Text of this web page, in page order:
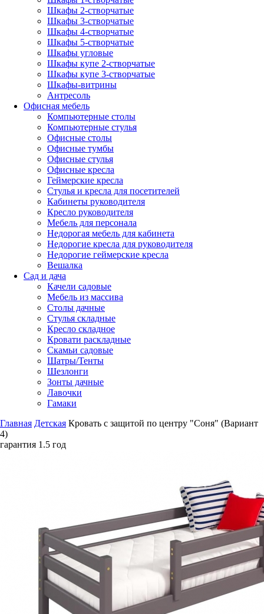
Шкафы 2-створчатые
Шкафы 3-створчатые
Шкафы 4-створчатые
Шкафы 5-створчатые
Шкафы угловые
Шкафы купе 2-створчатые
Шкафы купе 3-створчатые
Шкафы-витрины
Антресоль
Офисная мебель
Компьютерные столы
Компьютерные стулья
Офисные столы
Офисные тумбы
Офисные стулья
Офисные кресла
Геймерские кресла
Стулья и кресла для посетителей
Кабинеты руководителя
Кресло руководителя
Мебель для персонала
Недорогая мебель для кабинета
Недорогие кресла для руководителя
Недорогие геймерские кресла
Вешалка
Сад и дача
Качели садовые
Мебель из массива
Столы дачные
Стулья складные
Кресло складное
Кровати раскладные
Скамьи садовые
Шатры/Тенты
Шезлонги
Зонты дачные
Лавочки
Гамаки
Главная Детская Кровать с защитой по центру "Соня" (Вариант
4)
гарантия 1.5 год